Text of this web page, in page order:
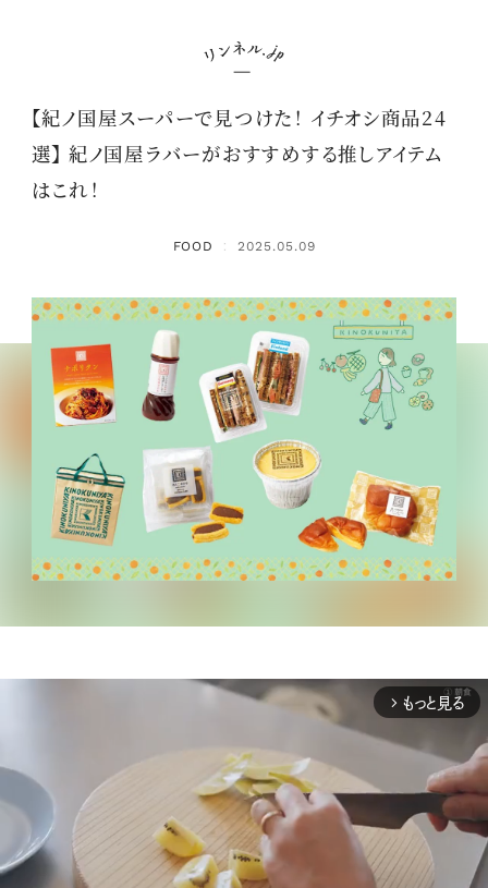
【紀ノ国屋スーパーで見つけた！ イチオシ商品24
選】 紀ノ国屋ラバーがおすすめする推しアイテム
はこれ！
FOOD ： 2025.05.09
arrow_forward_ios もっと見る